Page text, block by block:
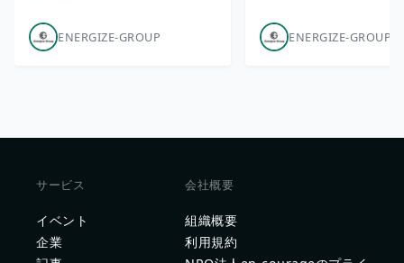
ENERGIZE-GROUP ENERGIZE-GROUP
サービス
イベント
企業
会社概要
組織概要
利用規約